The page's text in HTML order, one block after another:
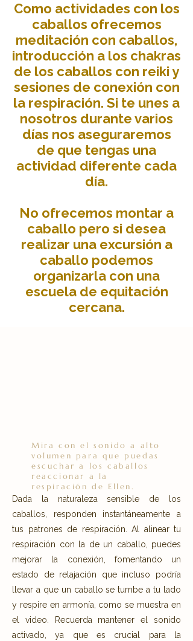
Como actividades con los
caballos ofrecemos
meditación con caballos,
introducción a los chakras
de los caballos con reiki y
sesiones de conexión con
la respiración. Si te unes a
nosotros durante varios
días nos aseguraremos
de que tengas una
actividad diferente cada
día.
No ofrecemos montar a
caballo pero si desea
realizar una excursión a
caballo podemos
organizarla con una
escuela de equitación
cercana.
Mira con el sonido a alto
volumen para que puedas
escuchar a los caballos
reaccionar a la
respiración de Ellen.
Dada la naturaleza sensible de los
caballos, responden instantáneamente a
tus patrones de respiración. Al alinear tu
respiración con la de un caballo, puedes
mejorar la conexión, fomentando un
estado de relajación que incluso podría
llevar a que un caballo se tumbe a tu lado
y respire en armonía, como se muestra en
el video. Recuerda mantener el sonido
activado, ya que es crucial para la